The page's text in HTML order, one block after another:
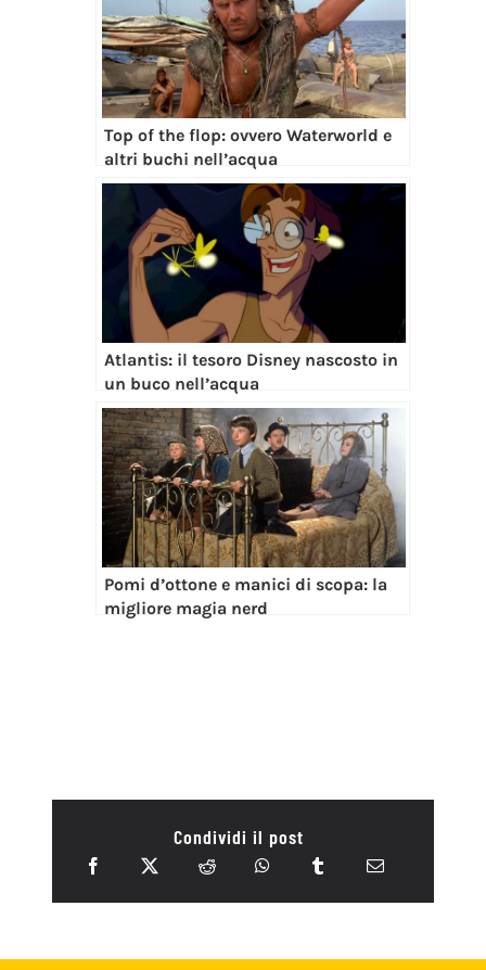
Top of the flop: ovvero Waterworld e
altri buchi nell’acqua
Atlantis: il tesoro Disney nascosto in
un buco nell’acqua
Pomi d’ottone e manici di scopa: la
migliore magia nerd
Condividi il post